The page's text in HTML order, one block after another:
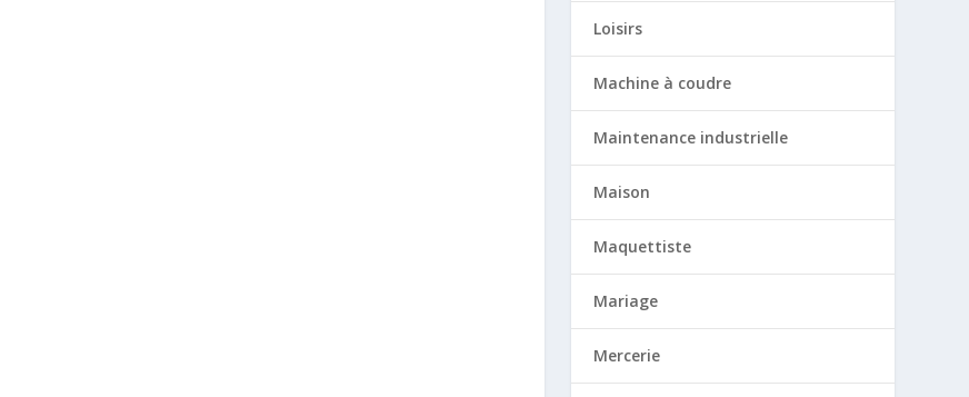
Loisirs
Machine à coudre
Maintenance industrielle
Maison
Maquettiste
Mariage
Mercerie